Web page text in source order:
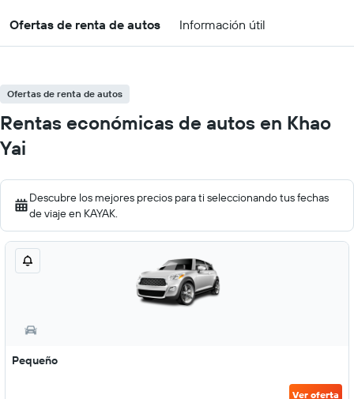
Ofertas de renta de autos Información útil
Ofertas de renta de autos
Rentas económicas de autos en Khao
Yai
Descubre los mejores precios para ti seleccionando tus fechas
de viaje en KAYAK.
Pequeño
Ver oferta